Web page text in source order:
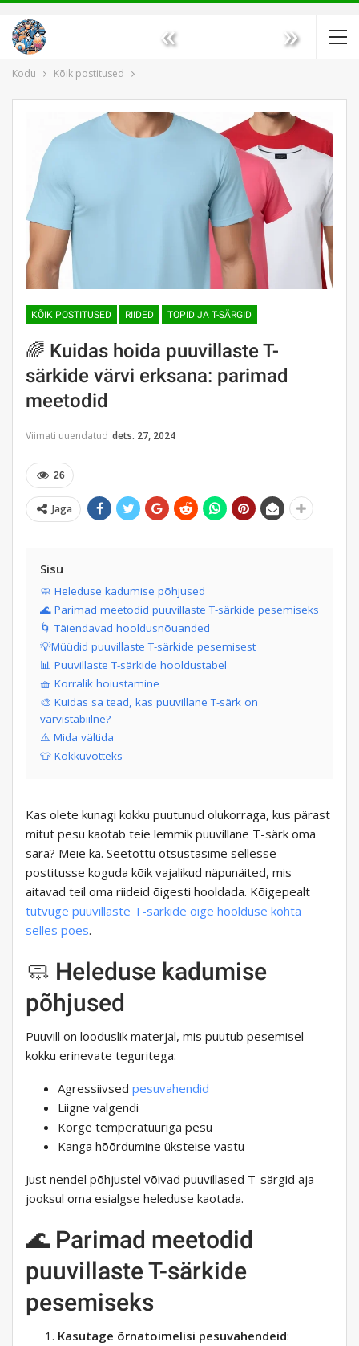
« »
Kodu Kõik postitused
KÕIK POSTITUSED RIIDED TOPID JA T-SÄRGID
🌈 Kuidas hoida puuvillaste T-
särkide värvi erksana: parimad
meetodid
Viimati uuendatud dets. 27, 2024
26
Jaga
Sisu
🧼 Heleduse kadumise põhjused
🌊 Parimad meetodid puuvillaste T-särkide pesemiseks
🌀 Täiendavad hooldusnõuanded
💡Müüdid puuvillaste T-särkide pesemisest
📊 Puuvillaste T-särkide hooldustabel
🧺 Korralik hoiustamine
🎨 Kuidas sa tead, kas puuvillane T-särk on
värvistabiilne?
⚠️ Mida vältida
👕 Kokkuvõtteks
Kas olete kunagi kokku puutunud olukorraga, kus pärast
mitut pesu kaotab teie lemmik puuvillane T-särk oma
sära? Meie ka. Seetõttu otsustasime sellesse
postitusse koguda kõik vajalikud näpunäited, mis
aitavad teil oma riideid õigesti hooldada. Kõigepealt
tutvuge puuvillaste T-särkide õige hoolduse kohta
selles poes.
🧼 Heleduse kadumise
põhjused
Puuvill on looduslik materjal, mis puutub pesemisel
kokku erinevate teguritega:
Agressiivsed pesuvahendid
Liigne valgendi
Kõrge temperatuuriga pesu
Kanga hõõrdumine üksteise vastu
Just nendel põhjustel võivad puuvillased T-särgid aja
jooksul oma esialgse heleduse kaotada.
🌊 Parimad meetodid
puuvillaste T-särkide
pesemiseks
Kasutage õrnatoimelisi pesuvahendeid: